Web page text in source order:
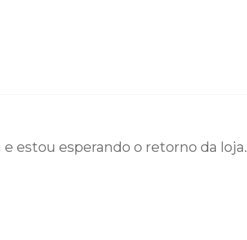
estou esperando o retorno da loja.